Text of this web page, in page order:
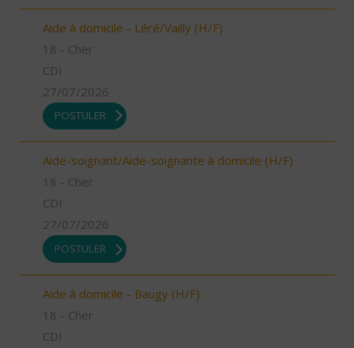
Aide à domicile - Léré/Vailly (H/F)
18 - Cher
CDI
27/07/2026
POSTULER
Aide-soignant/Aide-soignante à domicile (H/F)
18 - Cher
CDI
27/07/2026
POSTULER
Aide à domicile - Baugy (H/F)
18 - Cher
CDI